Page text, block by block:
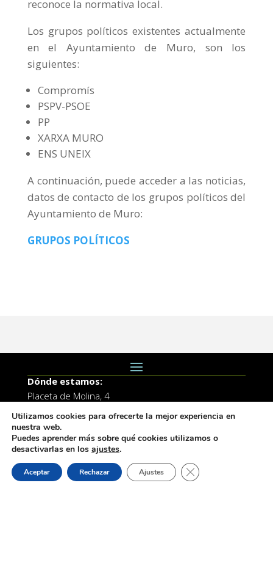
reconoce la normativa local.
Los grupos políticos existentes actualmente
en el Ayuntamiento de Muro, son los
siguientes:
Compromís
PSPV-PSOE
PP
XARXA MURO
ENS UNEIX
A continuación, puede acceder a las noticias,
datos de contacto de los grupos políticos del
Ayuntamiento de Muro:
GRUPOS POLÍTICOS
Dónde estamos:
Placeta de Molina, 4
03830 Muro d’Alcoi, Alicante, España
Contacto:
Tel.: 96 5530557
email:info@vilademuro.net
Utilizamos cookies para ofrecerte la mejor experiencia en
nuestra web.
Puedes aprender más sobre qué cookies utilizamos o
desactivarlas en los ajustes.
Aceptar Rechazar Ajustes Cerrar el banner de